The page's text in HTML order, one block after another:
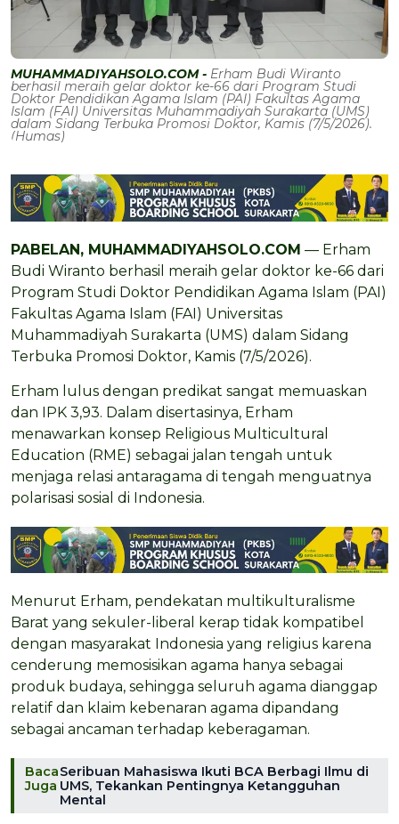
MUHAMMADIYAHSOLO.COM - Erham Budi Wiranto
berhasil meraih gelar doktor ke-66 dari Program Studi
Doktor Pendidikan Agama Islam (PAI) Fakultas Agama
Islam (FAI) Universitas Muhammadiyah Surakarta (UMS)
dalam Sidang Terbuka Promosi Doktor, Kamis (7/5/2026).
(Humas)
PABELAN, MUHAMMADIYAHSOLO.COM — Erham
Budi Wiranto berhasil meraih gelar doktor ke-66 dari
Program Studi Doktor Pendidikan Agama Islam (PAI)
Fakultas Agama Islam (FAI) Universitas
Muhammadiyah Surakarta (UMS) dalam Sidang
Terbuka Promosi Doktor, Kamis (7/5/2026).
Erham lulus dengan predikat sangat memuaskan
dan IPK 3,93. Dalam disertasinya, Erham
menawarkan konsep Religious Multicultural
Education (RME) sebagai jalan tengah untuk
menjaga relasi antaragama di tengah menguatnya
polarisasi sosial di Indonesia.
Menurut Erham, pendekatan multikulturalisme
Barat yang sekuler-liberal kerap tidak kompatibel
dengan masyarakat Indonesia yang religius karena
cenderung memosisikan agama hanya sebagai
produk budaya, sehingga seluruh agama dianggap
relatif dan klaim kebenaran agama dipandang
sebagai ancaman terhadap keberagaman.
Baca
Juga
Seribuan Mahasiswa Ikuti BCA Berbagi Ilmu di
UMS, Tekankan Pentingnya Ketangguhan
Mental